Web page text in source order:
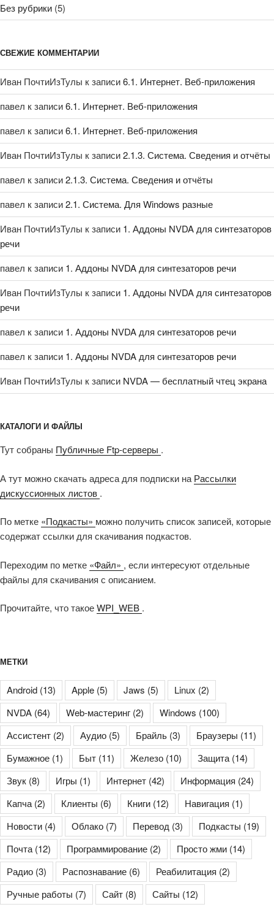
Без рубрики (5)
СВЕЖИЕ КОММЕНТАРИИ
Иван ПочтиИзТулы к записи6.1. Интернет. Веб-приложения
павел к записи6.1. Интернет. Веб-приложения
павел к записи6.1. Интернет. Веб-приложения
Иван ПочтиИзТулы к записи2.1.3. Система. Сведения и отчёты
павел к записи2.1.3. Система. Сведения и отчёты
павел к записи2.1. Система. Для Windows разные
Иван ПочтиИзТулы к записи 1. Аддоны NVDA для синтезаторов
речи
павел к записи 1. Аддоны NVDA для синтезаторов речи
Иван ПочтиИзТулы к записи 1. Аддоны NVDA для синтезаторов
речи
павел к записи 1. Аддоны NVDA для синтезаторов речи
павел к записи 1. Аддоны NVDA для синтезаторов речи
Иван ПочтиИзТулы к записи NVDA — бесплатный чтец экрана
КАТАЛОГИ И ФАЙЛЫ
Тут собраны Публичные Ftp-серверы .
А тут можно скачать адреса для подписки на Рассылки
дискуссионных листов .
По метке «Подкасты» можно получить список записей, которые
содержат ссылки для скачивания подкастов.
Переходим по метке «Файл» , если интересуют отдельные
файлы для скачивания с описанием.
Прочитайте, что такоеWPI_WEB .
МЕТКИ
Android (13) Apple (5) Jaws (5) Linux (2)
NVDA (64) Web-мастеринг (2) Windows (100)
Ассистент (2) Аудио (5) Брайль (3) Браузеры (11)
Бумажное (1) Быт (11) Железо (10) Защита(14)
Звук (8) Игры (1) Интернет (42) Информация (24)
Капча(2) Клиенты (6) Книги (12) Навигация (1)
Новости (4) Облако (7) Перевод (3) Подкасты (19)
Почта(12) Программирование (2) Просто жми (14)
Радио (3) Распознавание (6) Реабилитация (2)
Ручные работы (7) Сайт (8) Сайты (12)